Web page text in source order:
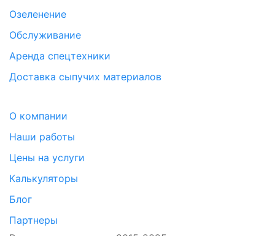
Озеленение
Обслуживание
Аренда спецтехники
Доставка сыпучих материалов
О компании
Наши работы
Цены на услуги
Калькуляторы
Блог
Партнеры